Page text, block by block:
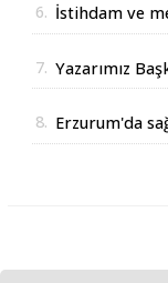
6. İstihdam ve
7. Yazarımız
8. Erzurum'da